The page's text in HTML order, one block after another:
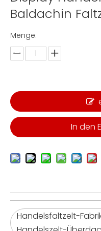
Baldachin
Menge:
In den
Handelsfaltzelt-